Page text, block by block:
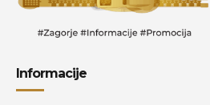
Informacije